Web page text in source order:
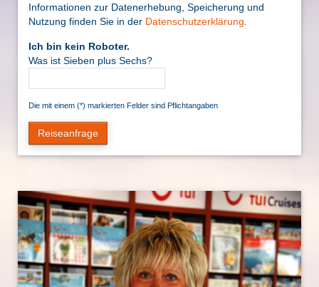
Informationen zur Datenerhebung, Speicherung und
Nutzung finden Sie in der Datenschutzerklärung
Ich bin kein Roboter.
Was ist Sieben plus Sechs?
Die mit einem (*) markierten Felder sind Pflichtangaben
Reiseanfrage